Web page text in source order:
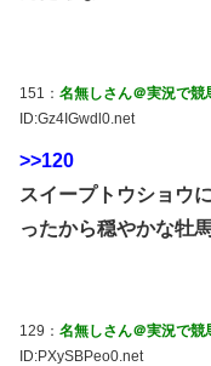
151： 名無しさん＠実況で競
ID:Gz4IGwdl0.net
>>120
スイープトウショウ
ったから穏やかな牡
129： 名無しさん＠実況で競
ID:PXySBPeo0.net